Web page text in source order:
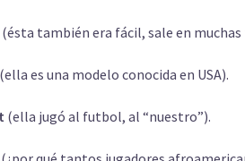
(ésta también era fácil, sale en
(ella es una modelo conocida en USA).
(ella jugó al futbol, al “nuestro”).